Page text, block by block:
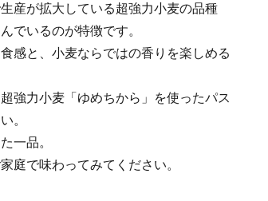
産が拡大している超強力小麦の品種
でいるのが特徴です。
感と、小麦ならではの香りを楽しめる
強力小麦「ゆめちから」を使ったパス
。
一品。
庭で味わってみてください。